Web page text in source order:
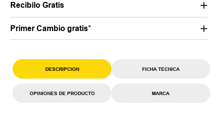
Recibilo Gratis
Primer Cambio gratis*
DESCRIPCION FICHA TECNICA
OPINIONES DE PRODUCTO MARCA